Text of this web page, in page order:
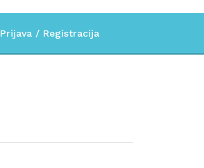
Prijava / Registracija